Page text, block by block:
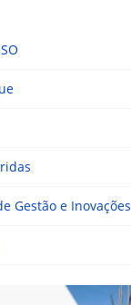
Gestão e Inovações